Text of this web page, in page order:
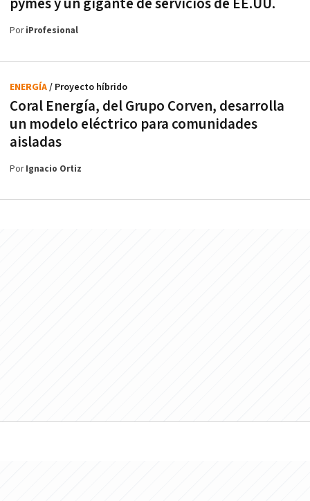
pymes y un gigante de servicios de EE.UU.
PoriProfesional
Coral Energía, del Grupo Corven, desarrolla
un modelo eléctrico para comunidades
aisladas
ENERGÍA/ Proyecto híbrido
PorIgnacio Ortiz